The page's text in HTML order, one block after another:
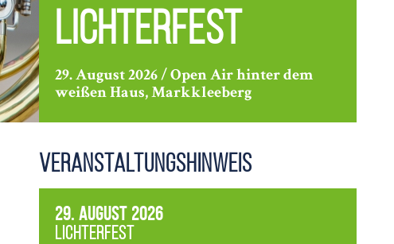
Lichterfest
29. August 2026 / Open Air hinter dem
weißen Haus, Markkleeberg
Veranstaltungshinweis
29. August 2026
Lichterfest